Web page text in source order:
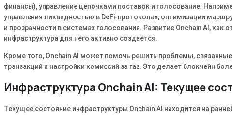
финансы), управление цепочками поставок и голосование.
управления ликвидностью в DeFi-протоколах, оптимизации
и прозрачности в системах голосования. Развитие Onchain AI,
инфраструктура для него активно создается.
Кроме того, Onchain AI может помочь решить проблемы,
транзакций и настройки комиссий за газ. Это делает блокчейн
Инфраструктура Onchain AI: Текущее
Текущее состояние инфраструктуры Onchain AI находится на